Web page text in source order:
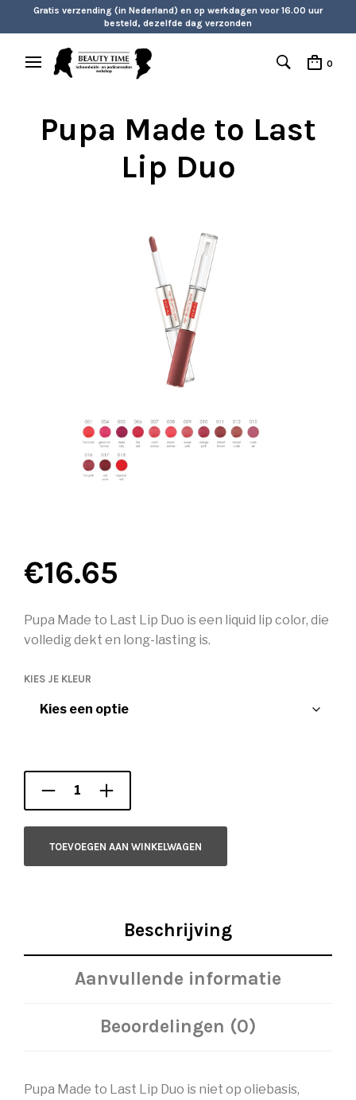
Gratis verzending (in Nederland) en op werkdagen voor 16.00 uur
besteld, dezelfde dag verzonden
0
Pupa Made to Last
Lip Duo
€16.65
Pupa Made to Last Lip Duo is een liquid lip color, die
volledig dekt en long-lasting is.
KIES JE KLEUR
TOEVOEGEN AAN WINKELWAGEN
Beschrijving
Aanvullende informatie
Beoordelingen (0)
Pupa Made to Last Lip Duo is niet op oliebasis,